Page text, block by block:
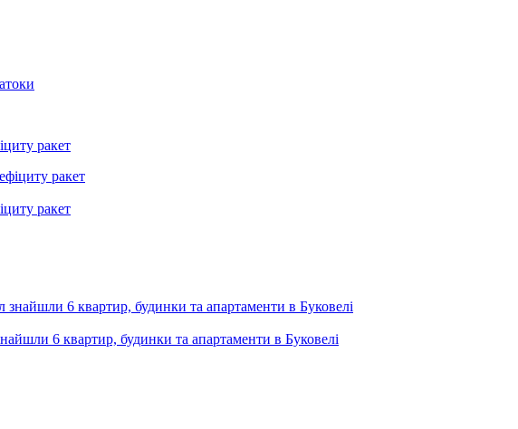
ракет
ракет
6 квартир, будинки та апартаменти в Буковелі